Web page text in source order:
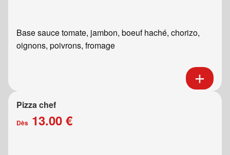
Base sauce tomate, jambon, boeuf haché, chorizo,
oignons, poivrons, fromage
Pizza chef
Dès 13.00 €